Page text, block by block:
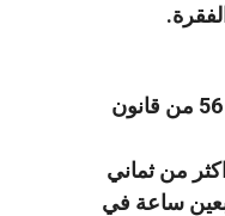
كما ورد في المادة المادة 56 من قانون
من ثماني
ساعة في